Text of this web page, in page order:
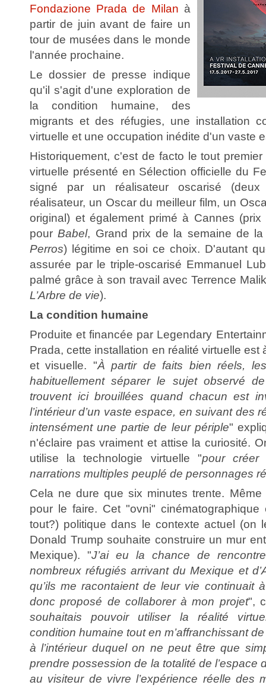
Fondazione Prada de Milan à
partir de juin avant de faire un
tour de musées dans le monde
l'année prochaine.
Le dossier de presse indique
qu'il s'agit d'une exploration de
la condition humaine, des
migrants et des réfugies, une installation
virtuelle et une occupation inédite d'un vaste
Historiquement, c'est de facto le tout
virtuelle présenté en Sélection officielle du
signé par un réalisateur oscarisé
réalisateur, un Oscar du meilleur film, un
original) et également primé à Cannes
pourBabel, Grand prix de la semaine de
Perros) légitime en soi ce choix. D'autant
assurée par le triple-oscarisé Emmanuel
palmé grâce à son travail avec Terrence
­L’Arbre de vie).
La condition humaine
Produite et financée par Legendary
Prada, cette installation en réalité virtuelle est
et visuelle. "À partir de faits bien réels,
habituellement séparer le sujet observé
trouvent ici brouillées quand chacun est
l’intérieur d’un vaste espace, en suivant des
intensément une partie de leur périple"
n'éclaire pas vraiment et attise la curiosité.
utilise la technologie virtuelle "pour
narrations multiples peuplé de personnages
Cela ne dure que six minutes trente.
pour le faire. Cet "ovni" cinématographique
tout?) politique dans le contexte actuel (on
Donald Trump souhaite construire un mur
Mexique). "J’ai eu la chance de
nombreux réfugiés arrivant du Mexique et
qu’ils me racontaient de leur vie continuait
donc proposé de collaborer à mon projet",
souhaitais pouvoir utiliser la réalité
condition humaine tout en m’affranchissant
à l’intérieur duquel on ne peut être que
prendre possession de la totalité de l’espace
au visiteur de vivre l’expérience réelle des